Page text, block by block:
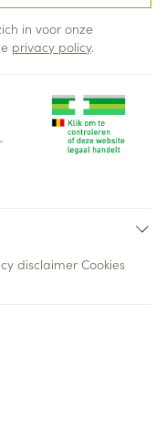
in voor onze
privacy policy.
disclaimer Cookies